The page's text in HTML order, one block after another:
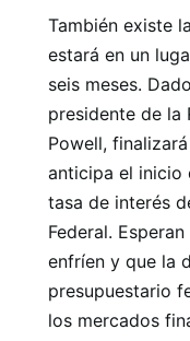
También existe
estará en un
seis meses.
presidente de la
Powell,
anticipa el inicio
tasa de interés
Federal.
enfríen y que la
presupuestario
los mercados